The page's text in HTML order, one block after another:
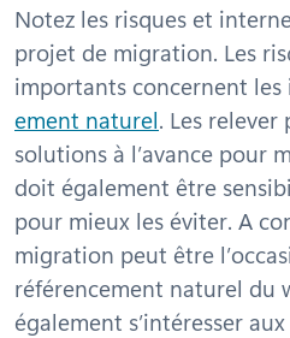
Notez les risques et
projet de migration. Les
importants concernent les
ement naturel. Les
solutions à l’avance pour
doit également être
pour mieux les éviter. A
migration peut être
référencement naturel du
également s’intéresser